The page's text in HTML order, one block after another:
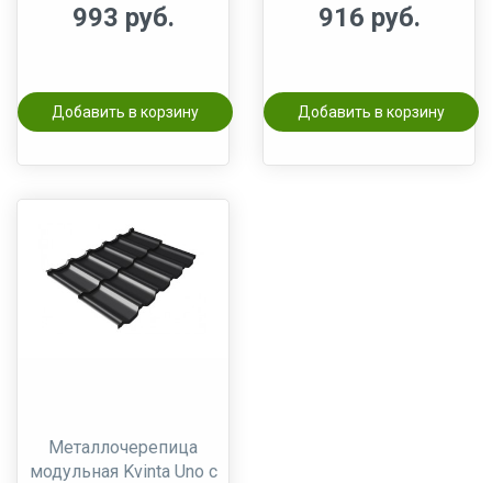
993 руб.
Добавить в корзину
916 руб.
Добавить в корзину
Металлочерепица
модульная Kvinta Uno c